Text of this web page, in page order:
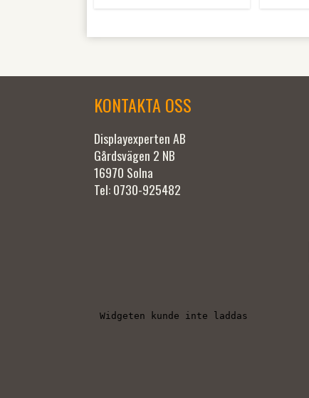
KONTAKTA OSS
Displayexperten AB
Gårdsvägen 2 NB
16970 Solna
Tel: 0730-925482